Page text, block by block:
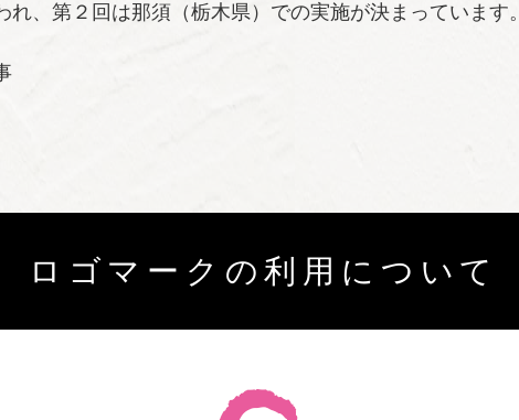
、第２回は那須（栃木県）での実施が決まっています。
ロゴマークの利用について